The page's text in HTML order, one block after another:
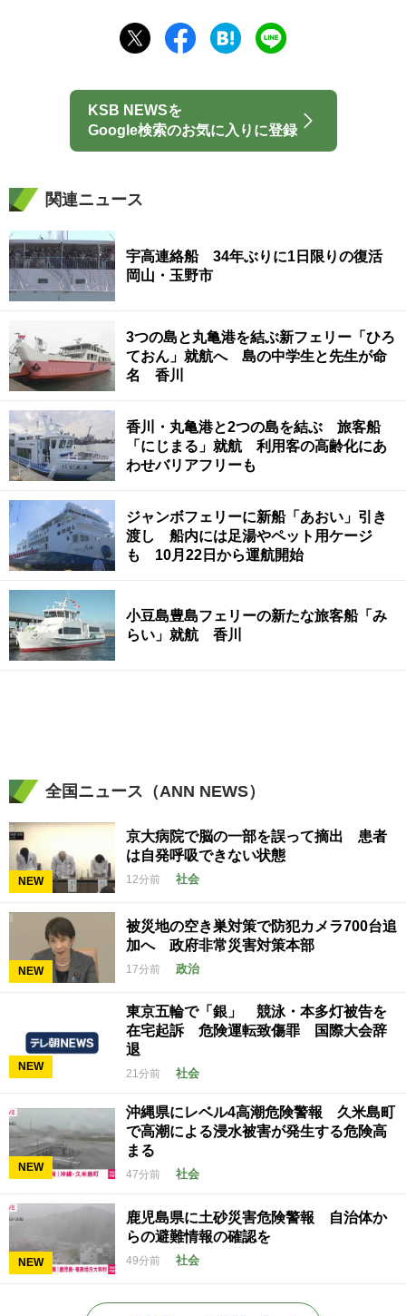
KSB NEWSを
Google検索のお気に入りに登録
関連ニュース
宇高連絡船 34年ぶりに1日限りの復活
岡山・玉野市
3つの島と丸亀港を結ぶ新フェリー「ひろ
ておん」就航へ 島の中学生と先生が命
名 香川
香川・丸亀港と2つの島を結ぶ 旅客船
「にじまる」就航 利用客の高齢化にあ
わせバリアフリーも
ジャンボフェリーに新船「あおい」引き
渡し 船内には足湯やペット用ケージ
も 10月22日から運航開始
小豆島豊島フェリーの新たな旅客船「み
らい」就航 香川
全国ニュース（ANN NEWS）
NEW
京大病院で脳の一部を誤って摘出 患者
は自発呼吸できない状態
12分前 社会
NEW
被災地の空き巣対策で防犯カメラ700台追
加へ 政府非常災害対策本部
17分前 政治
NEW
東京五輪で「銀」 競泳・本多灯被告を
在宅起訴 危険運転致傷罪 国際大会辞
退
21分前 社会
NEW
沖縄県にレベル4高潮危険警報 久米島町
で高潮による浸水被害が発生する危険高
まる
47分前 社会
NEW
鹿児島県に土砂災害危険警報 自治体か
らの避難情報の確認を
49分前 社会